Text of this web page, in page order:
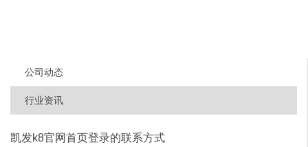
公司动态
行业资讯
凯发k8官网首页登录的联系方式